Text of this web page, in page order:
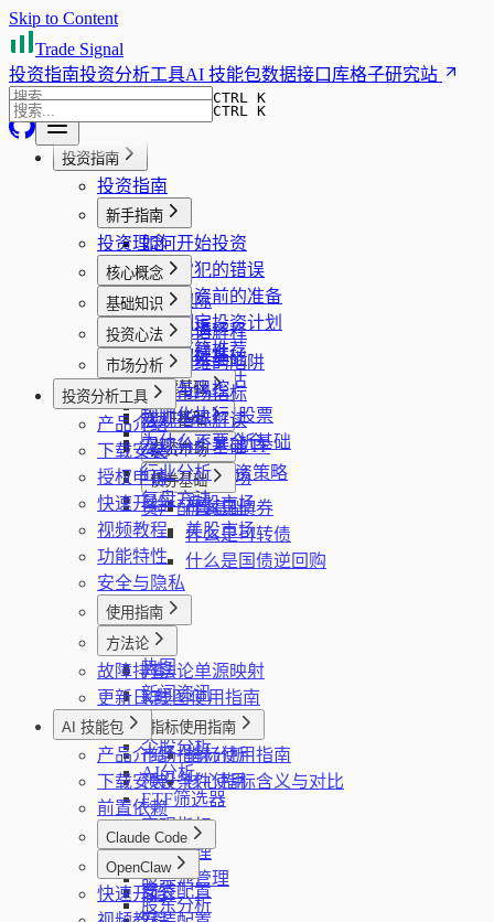
Skip to Content
Trade Signal
投资指南投资分析工具AI 技能包数据接口库格子研究站
CTRL K
CTRL K
投资指南
投资指南
新手指南
如何开始投资
新手常犯的错误
开始投资前的准备
如何制定投资计划
投资书籍推荐
投资理念
核心概念
安全边际
趋势共振
组合稳健性
企业质量评估
风险管理
心理纪律
基础知识
投资术语解释
财报阅读基础
股票基础
什么是股票
股票分析基础
ETF基础
什么是ETF
ETF投资策略
投资市场
A股市场
港股市场
美股市场
债券基础
什么是债券
什么是可转债
什么是国债逆回购
资产配置基础
投资心法
回本思维的陷阱
止损与风控
规则化执行
为什么不要全仓
市场分析
看板市场指标
宏观指标解读
宏观分析基础
行业分析
复盘方法
投资分析工具
产品介绍
下载安装
授权申请
快速开始
视频教程
功能特性
安全与隐私
使用指南
看板
热图
新闻资讯
股票筛选器
个股分析
AI分析
ETF筛选器
宏观指标
计划管理
股票池管理
股东分析
方法论
方法论单源映射
K线图使用指南
指标使用指南
指标使用指南
核心指标含义与对比
市场指标分析
预设条件使用
故障排查
更新日志
AI 技能包
产品介绍
下载安装
前置依赖
Claude Code
简介
安装配置
OpenClaw
简介
快速开始